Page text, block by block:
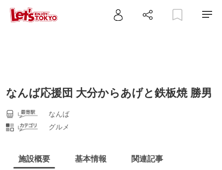
なんば応援団 大分からあげと鉄板焼 勝男
なんば
グルメ
施設概要 基本情報 関連記事